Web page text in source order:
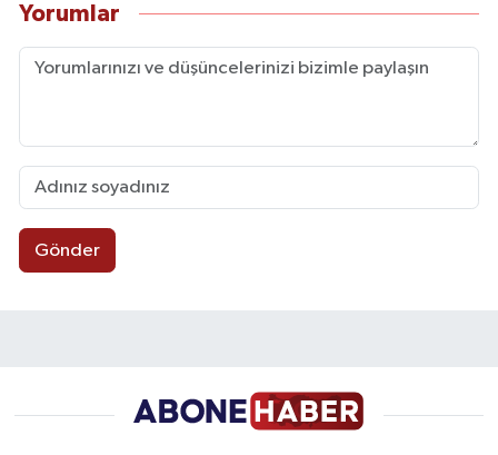
Yorumlar
Gönder